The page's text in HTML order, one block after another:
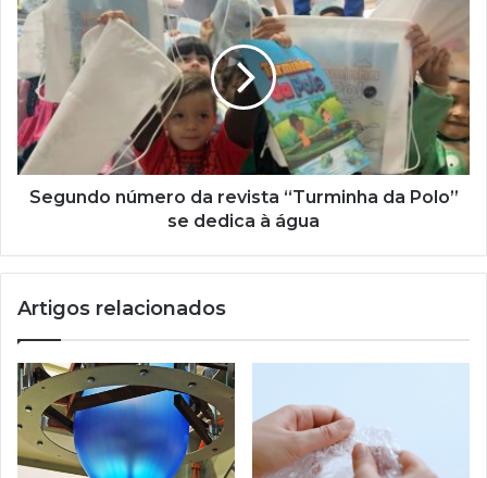
nunca
número
da
“Turminha
da
Polo”
se
dedica
Segundo número da revista “Turminha da Polo”
se dedica à água
Artigos relacionados